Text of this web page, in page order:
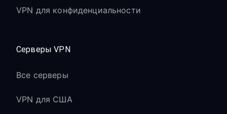
VPN для конфиденциальности
Серверы VPN
Все серверы
VPN для США